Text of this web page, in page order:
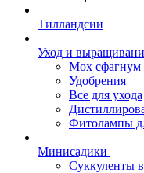
Тилландсии
Уход и
Мох сфагнум
Удобрения
Все для ухода
Фитолампы
Минисадики
Суккуленты